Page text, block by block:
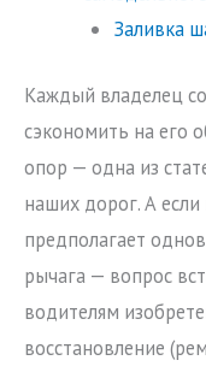
Заливка
Каждый владелец
сэкономить на его
опор — одна из
наших дорог. А
предполагает
рычага — вопрос
водителям
восстановление